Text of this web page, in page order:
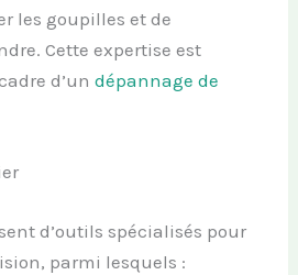
les goupilles et de
Cette expertise est
d’undépannage de
d’outils spécialisés pour
parmi lesquels :